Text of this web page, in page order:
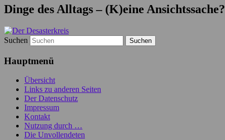
Dinge des Alltags – (K)eine Ansichtssache?
Suchen
Hauptmenü
Übersicht
Links zu anderen Seiten
Der Datenschutz
Impressum
Kontakt
Nutzung durch …
Die Unvollendeten